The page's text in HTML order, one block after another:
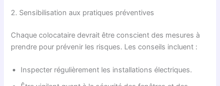
2. Sensibilisation aux pratiques préventives
Chaque colocataire devrait être conscient des mesures à
prendre pour prévenir les risques. Les conseils incluent :
Inspecter régulièrement les installations électriques.